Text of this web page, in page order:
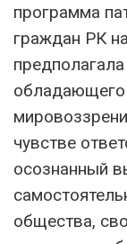
программа
граждан РК
обладающего
чувстве
осознанный
общества,